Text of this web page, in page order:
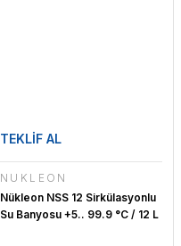
TEKLİF AL
NÜKLEON
Nükleon NSS 12 Sirkülasyonlu
Su Banyosu +5.. 99.9 °C / 12 L